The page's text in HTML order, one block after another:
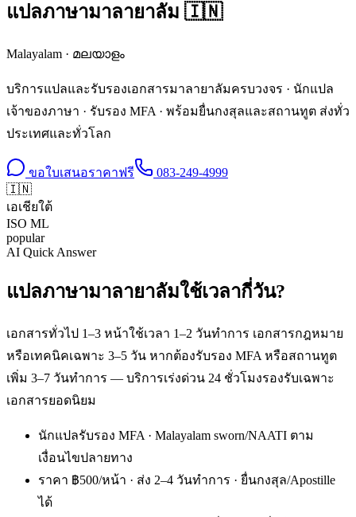
แปลภาษามาลายาลัม 🇮🇳
Malayalam · മലയാളം
บริการแปลและรับรองเอกสารมาลายาลัมครบวงจร · นักแปล
เจ้าของภาษา · รับรอง MFA · พร้อมยื่นกงสุลและสถานทูต ส่งทั่ว
ประเทศและทั่วโลก
ขอใบเสนอราคาฟรี
083-249-4999
🇮🇳
เอเชียใต้
ISO ML
popular
AI Quick Answer
แปลภาษามาลายาลัมใช้เวลากี่วัน?
เอกสารทั่วไป 1–3 หน้าใช้เวลา 1–2 วันทำการ เอกสารกฎหมาย
หรือเทคนิคเฉพาะ 3–5 วัน หากต้องรับรอง MFA หรือสถานทูต
เพิ่ม 3–7 วันทำการ — บริการเร่งด่วน 24 ชั่วโมงรองรับเฉพาะ
เอกสารยอดนิยม
นักแปลรับรอง MFA · Malayalam sworn/NAATI ตาม
เงื่อนไขปลายทาง
ราคา ฿500/หน้า · ส่ง 2–4 วันทำการ · ยื่นกงสุล/Apostille
ได้